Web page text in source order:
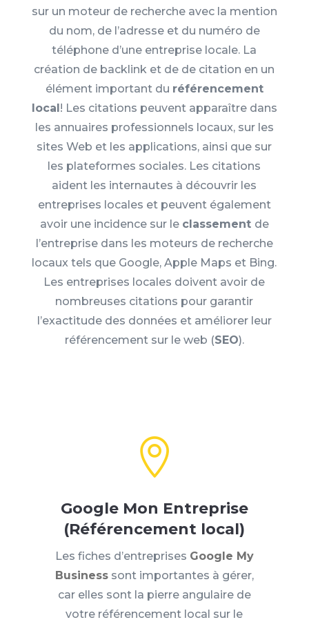
sur un moteur de recherche avec la mention
du nom, de l’adresse et du numéro de
téléphone d’une entreprise locale. La
création de backlink et de de citation en un
élément important du référencement
local ! Les citations peuvent apparaître dans
les annuaires professionnels locaux, sur les
sites Web et les applications, ainsi que sur
les plateformes sociales. Les citations
aident les internautes à découvrir les
entreprises locales et peuvent également
avoir une incidence sur le classement de
l’entreprise dans les moteurs de recherche
locaux tels que Google, Apple Maps et Bing.
Les entreprises locales doivent avoir de
nombreuses citations pour garantir
l’exactitude des données et améliorer leur
référencement sur le web (SEO).

Google Mon Entreprise
(Référencement local)
Les fiches d’entreprises Google My
Businesssont importantes à gérer,
car elles sont la pierre angulaire de
votre référencement local sur le